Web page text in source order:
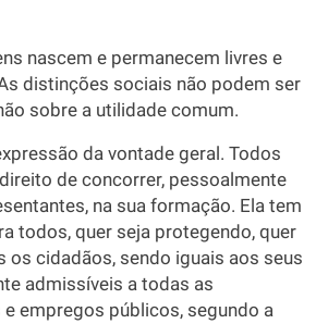
nascem e permanecem livres e
distinções sociais não podem ser
sobre a utilidade comum.
da vontade geral. Todos
de concorrer, pessoalmente
na sua formação. Ela tem
todos, quer seja protegendo, quer
os cidadãos, sendo iguais aos seus
admissíveis a todas as
empregos públicos, segundo a